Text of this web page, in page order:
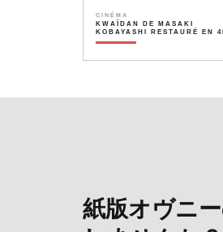
CINÉMA
KWAÏDAN DE MASAKI
KOBAYASHI RESTAURÉ EN
紙版オヴニ